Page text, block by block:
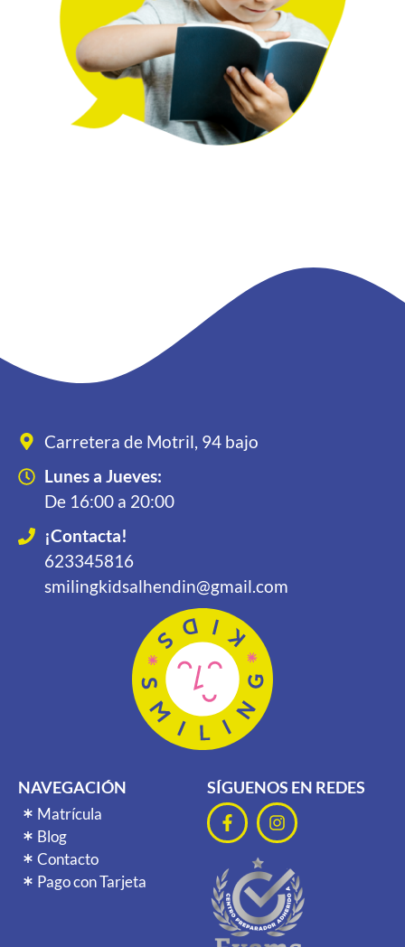
Carretera de Motril, 94 bajo
Lunes a Jueves:
De 16:00 a 20:00
¡Contacta!
623345816
smilingkidsalhendin@gmail.com
NAVEGACIÓN
Matrícula
Blog
Contacto
Pago con Tarjeta
SÍGUENOS EN REDES